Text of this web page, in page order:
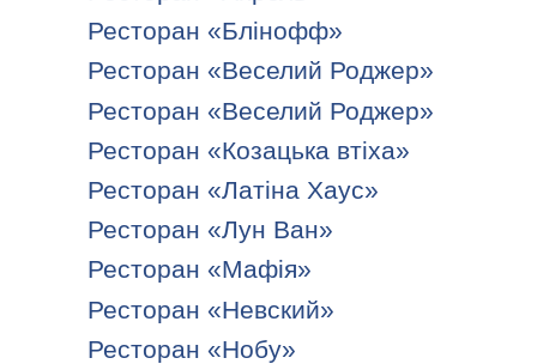
Ресторан «Блінофф»
Ресторан «Веселий Роджер»
Ресторан «Веселий Роджер»
Ресторан «Козацька втіха»
Ресторан «Латіна Хаус»
Ресторан «Лун Ван»
Ресторан «Мафія»
Ресторан «Невский»
Ресторан «Нобу»